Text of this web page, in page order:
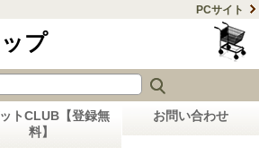
PCサイト
プ
トCLUB【登録無
料】
お問い合わせ